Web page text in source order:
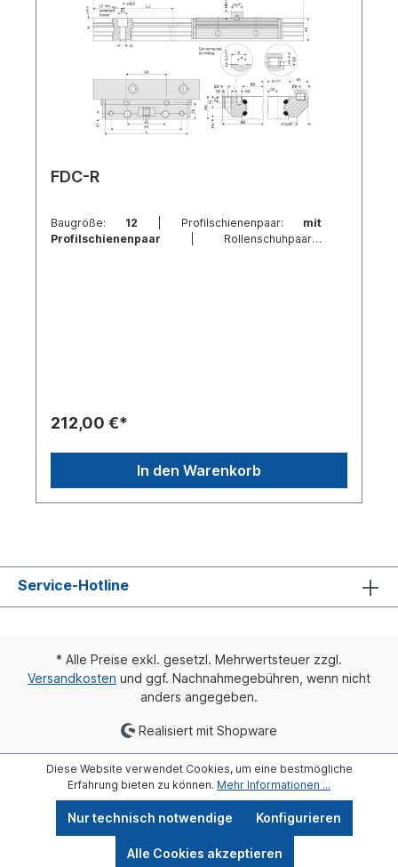
FDC-R
Baugröße: 12 | Profilschienenpaar: mit
Profilschienenpaar
| Rollenschuhpaare:
212,00 €*
In den Warenkorb
Service-Hotline
* Alle Preise exkl. gesetzl. Mehrwertsteuer zzgl.
Versandkosten und ggf. Nachnahmegebühren, wenn nicht
anders angegeben.
Realisiert mit Shopware
Diese Website verwendet Cookies, um eine bestmögliche
Erfahrung bieten zu können. Mehr Informationen ...
Nur technisch notwendige Konfigurieren
Alle Cookies akzeptieren